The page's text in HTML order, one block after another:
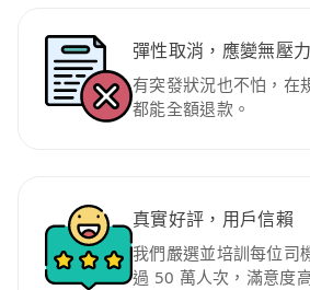
彈性取消，應變無壓力
有突發狀況也不怕，在
都能全額退款。
真實好評，用戶信賴
我們嚴選並培訓每位司
過 50 萬人次，滿意度